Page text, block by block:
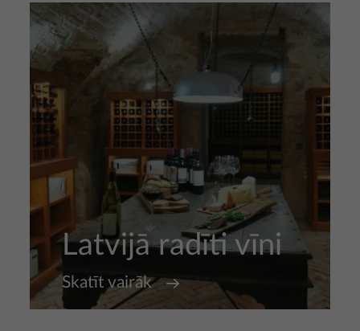
Latvijā radīti vīni
Skatīt vairāk